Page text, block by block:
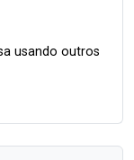
usando outros